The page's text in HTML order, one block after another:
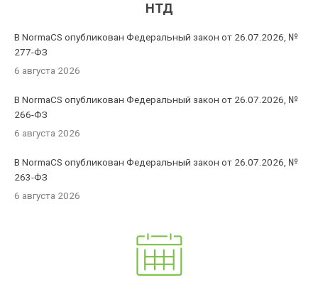
НТД
В NormaCS опубликован Федеральный закон от 26.07.2026, №
277-ФЗ
6 августа 2026
В NormaCS опубликован Федеральный закон от 26.07.2026, №
266-ФЗ
6 августа 2026
В NormaCS опубликован Федеральный закон от 26.07.2026, №
263-ФЗ
6 августа 2026